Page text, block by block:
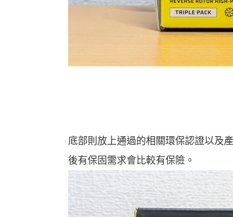
底部則放上通過的相關環保認證以及
後有保固需求會比較有保險。